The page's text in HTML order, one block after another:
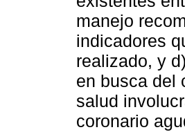
manejo
indicadores
realizado, y
en busca del
salud
coronario